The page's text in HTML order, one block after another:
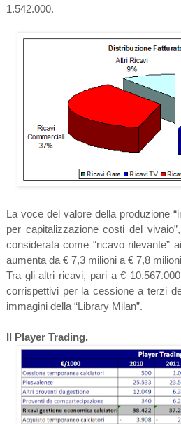
1.542.000.
La voce del valore della produzione
per capitalizzazione costi del
considerata come “ricavo rilevante”
aumenta da € 7,3 milioni a € 7,8
Tra gli altri ricavi, pari a €
corrispettivi per la cessione a terzi
immagini della “Library Milan”.
Il Player Trading.